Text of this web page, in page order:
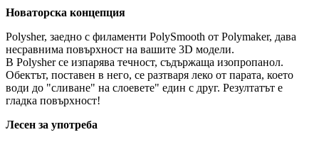
Новаторска концепция
Polysher, заедно с филаменти PolySmooth от Polymaker, дава
несравнима повърхност на вашите 3D модели.
В Polysher се изпарява течност, съдържаща изопропанол.
Обектът, поставен в него, се разтваря леко от парата, което
води до "сливане" на слоевете" един с друг. Резултатът е
гладка повърхност!
Лесен за употреба